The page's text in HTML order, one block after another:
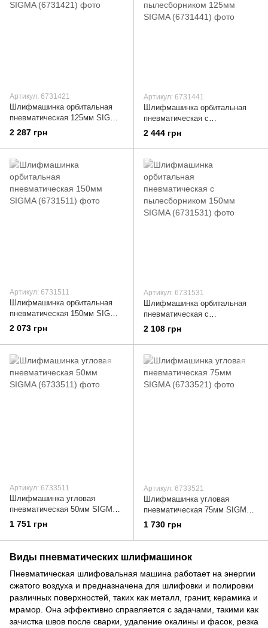
Артикул: 6731421
Шлифмашинка орбитальная
пневматическая 125мм SIGMA
(6731421)
2 287 грн
Артикул: 6731441
Шлифмашинка орбитальная
пневматическая с
пылесборником 125мм SIGMA
(6731441)
2 444 грн
Артикул: 6731511
Шлифмашинка орбитальная
пневматическая 150мм SIGMA
(6731511)
2 073 грн
Артикул: 6731531
Шлифмашинка орбитальная
пневматическая с
пылесборником 150мм SIGMA
(6731531)
2 108 грн
Артикул: 6733511
Шлифмашинка угловая
пневматическая 50мм SIGMA
(6733511)
1 751 грн
Артикул: 6733521
Шлифмашинка угловая
пневматическая 75мм SIGMA
(6733521)
1 730 грн
Виды пневматических шлифмашинок
Пневматическая шлифовальная машина работает на энергии
сжатого воздуха и предназначена для шлифовки и полировки
различных поверхностей, таких как металл, гранит, керамика и
мрамор. Она эффективно справляется с задачами, такими как
зачистка швов после сварки, удаление окалины и фасок, резка